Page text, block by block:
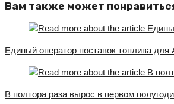
Вам также может
Единый оператор поставок топлива
В полтора раза вырос в первом